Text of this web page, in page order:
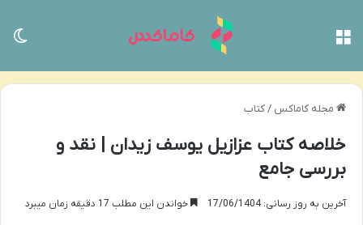
مجله کاماکس /کتاب
خلاصه کتاب عزازیل یوسف زیدان | نقد و
بررسی جامع
آخرین به روز رسانی: 17/06/1404 خواندن این مطلب 17 دقیقه زمان میبرد